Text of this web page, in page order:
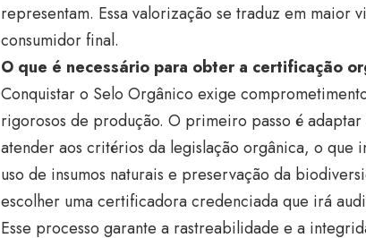
representam. Essa valorização se traduz em maior
consumidor final.
O que é necessário para obter a certificação
Conquistar o Selo Orgânico exige
rigorosos de produção. O primeiro passo é
atender aos critérios da legislação orgânica, o que
uso de insumos naturais e preservação da
escolher uma certificadora credenciada que irá
Esse processo garante a rastreabilidade e a